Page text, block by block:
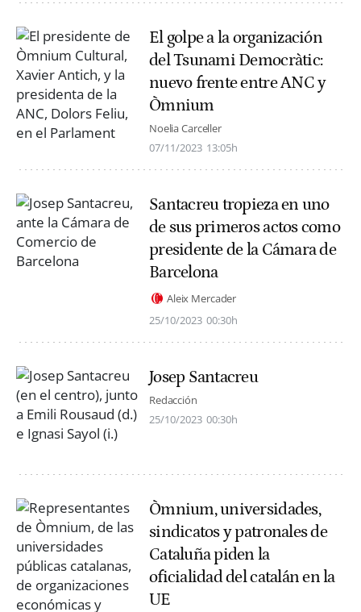
El golpe a la organización
del Tsunami Democràtic:
nuevo frente entre ANC y
Òmnium
Noelia Carceller
07/11/2023 13:05h
Santacreu tropieza en uno
de sus primeros actos como
presidente de la Cámara de
Barcelona
Aleix Mercader
25/10/2023 00:30h
Josep Santacreu
Redacción
25/10/2023 00:30h
Òmnium, universidades,
sindicatos y patronales de
Cataluña piden la
oficialidad del catalán en la
UE